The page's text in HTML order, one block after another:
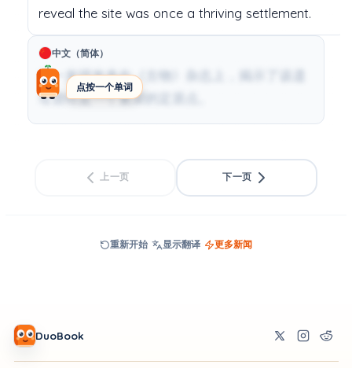
点按一个单词
reveal the site was once a thriving settlement.
中文（简体）
这一发现发表在《古物》杂志上，揭示了该遗
址曾经是一个繁荣的定居点。
上一页 下一页
重新开始 显示翻译 更多新闻
DuoBook